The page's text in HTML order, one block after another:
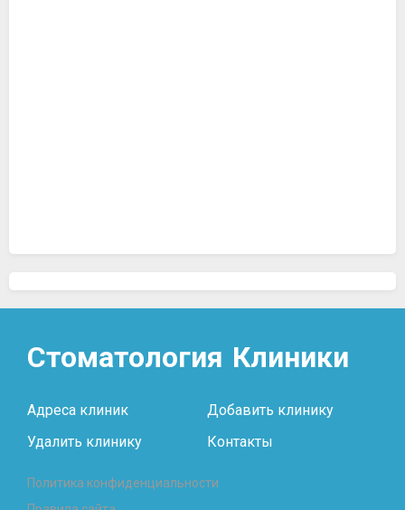
Стоматология Клиники
Адреса клиник
Добавить клинику
Удалить клинику
Контакты
Политика конфиденциальности